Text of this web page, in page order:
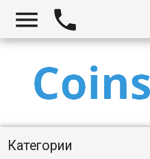
 
Категории